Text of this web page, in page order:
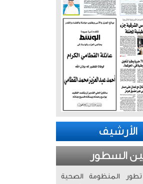
الأرشيف
السطور
المنظومة الصحية